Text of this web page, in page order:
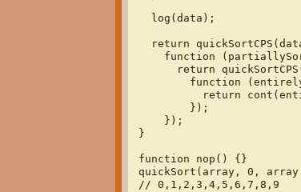
  log(data);
return
function
return
function
return
        });
    });
}
function nop() {}
quickSort(array, 0,
// 0,1,2,3,4,5,6,7,8,9